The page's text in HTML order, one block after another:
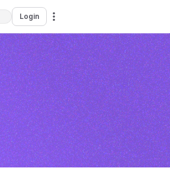
Login